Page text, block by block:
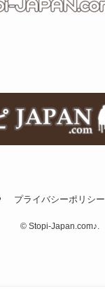
プライバシーポリシー
©Stopi-Japan.com♪.